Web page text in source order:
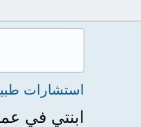
استشارات
ابنتي في